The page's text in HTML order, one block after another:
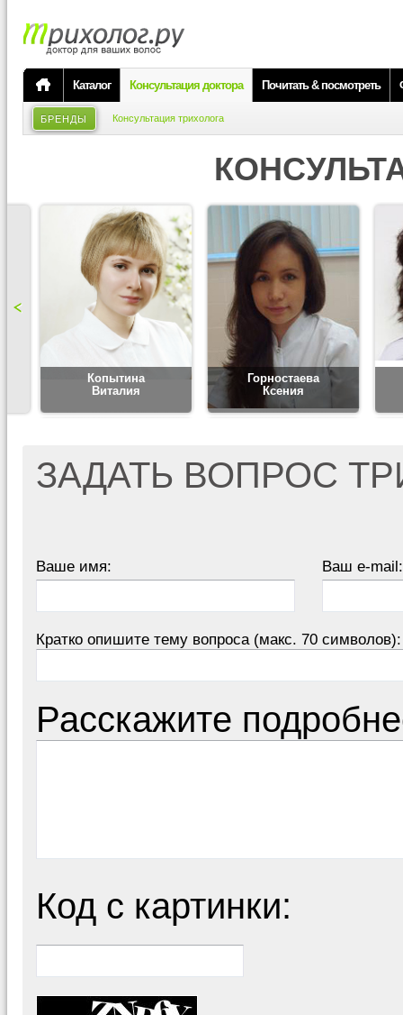
Каталог Консультация доктора Почитать & посмотреть
БРЕНДЫ Консультация трихолога
Копытина
Виталия
Горностаева
Ксения
ЗАДАТЬ ВОПРОС
Ваше имя: Ваш e-mail:
Кратко опишите тему вопроса (макс. 70 символов):
Расскажите
Код с картинки: